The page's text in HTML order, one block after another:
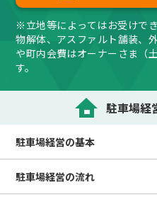
※立地等によってはお受け
物解体、アスファルト舗装、
や町内会費はオーナーさま（
す。
駐車場経
駐車場経営の基本
駐車場経営の流れ